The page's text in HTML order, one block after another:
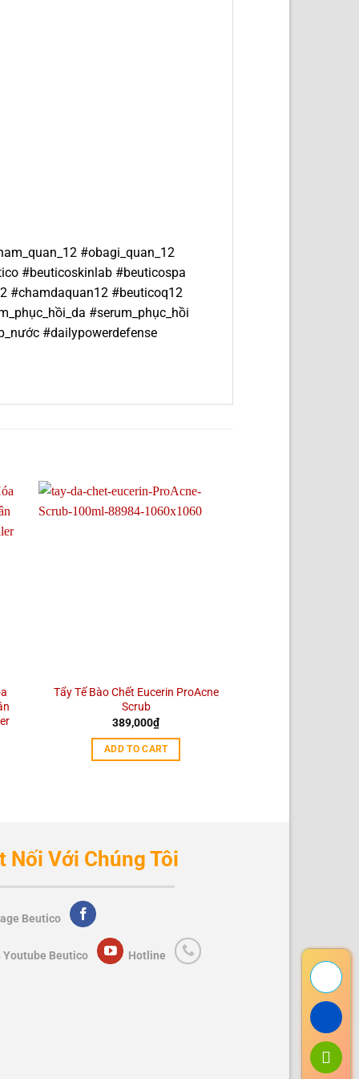
#obagi_quan_12
#beuticoskinlab #beuticospa
#chamdaquan12 #beuticoq12
#serum_phục_hồi
#dailypowerdefense
Tẩy Tế Bào Chết Eucerin ProAcne
Scrub
389,000₫
ADD TO CART
Nối Với Chúng Tôi
Beutico
Youtube Beutico Hotline